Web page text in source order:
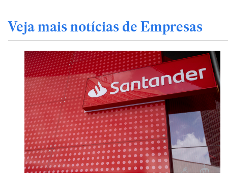
Veja mais notícias de Empresas